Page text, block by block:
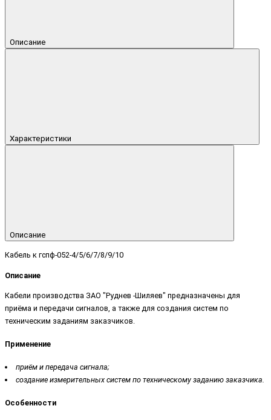
Описание
Характеристики
Описание
Кабель к гспф-052-4/5/6/7/8/9/10
Описание
Кабели производства ЗАО "Руднев -Шиляев" предназначены для
приёма и передачи сигналов, а также для создания систем по
техническим заданиям заказчиков.
Применение
приём и передача сигнала;
создание измерительных систем по техническому заданию заказчика.
Особенности